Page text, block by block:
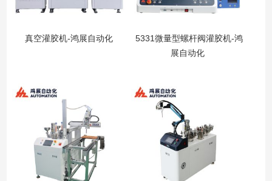
真空灌胶机-鸿展自动化
5331微量型螺杆阀灌胶机-鸿
展自动化